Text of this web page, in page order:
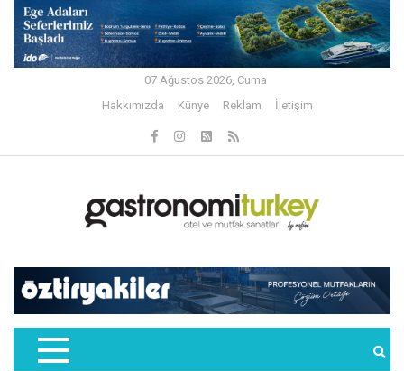
07 Ağustos 2026, Cuma
Hakkımızda
Künye Reklam İletişim